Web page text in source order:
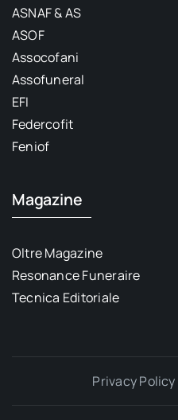
ASNAF & AS
ASOF
Assocofani
Assofuneral
EFI
Federcofit
Feniof
Magazine
Oltre Magazine
Resonance Funeraire
Tecnica Editoriale
Privacy Policy